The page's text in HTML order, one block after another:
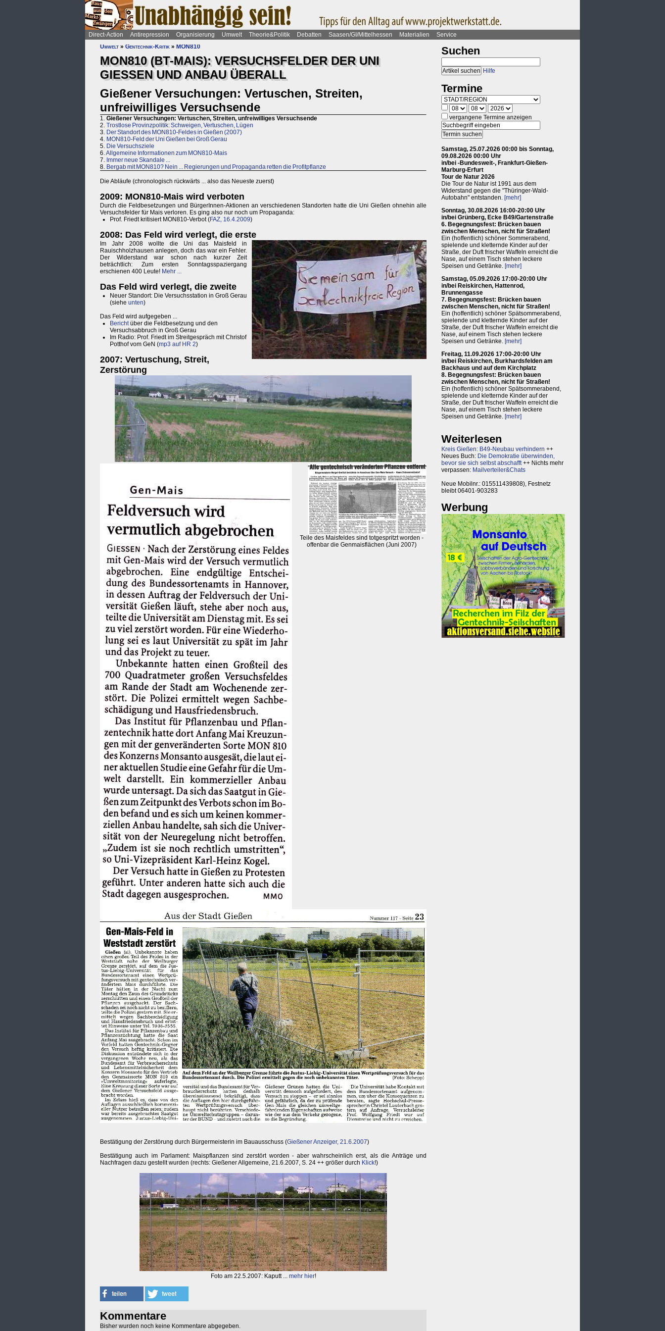
Direct-Action Antirepression Organisierung Umwelt Theorie&Politik Debatten Saasen/GI/Mittelhessen Materialien
Service
Umwelt » Gentechnik-Kritik » MON810
MON810 (BT-MAIS): VERSUCHSFELDER DER UNI
GIESSEN UND ANBAU ÜBERALL
Gießener Versuchungen: Vertuschen, Streiten,
unfreiwilliges Versuchsende
1. Gießener Versuchungen: Vertuschen, Streiten, unfreiwilliges Versuchsende
2. Trostlose Provinzpolitik: Schweigen, Vertuschen, Lügen
3. Der Standort des MON810-Feldes in Gießen (2007)
4. MON810-Feld der Uni Gießen bei Groß Gerau
5. Die Versuchsziele
6.Allgemeine Informationen zum MON810-Mais
7. Immer neue Skandale ...
8. Bergab mit MON810? Nein ... Regierungen und Propaganda retten die Profitpflanze
Die Abläufe (chronologisch rückwärts ... also das Neueste zuerst)
2009: MON810-Mais wird verboten
Durch die Feldbesetzungen und BürgerInnen-Aktionen an verschiedenen Standorten hatte die Uni Gießen ohnehin alle
Versuchsfelder für Mais verloren. Es ging also nur noch um Propaganda:
Prof. Friedt kritisiert MON810-Verbot (FAZ, 16.4.2009)
2008: Das Feld wird verlegt, die erste
Im Jahr 2008 wollte die Uni das Maisfeld in
Rauischholzhausen anlegen, doch das war ein Fehler.
Der Widerstand war schon nach kurzer Zeit
beträchtlich: Zum ersten Sonntagsspaziergang
erschienen 400 Leute! Mehr ...
Das Feld wird verlegt, die zweite
Neuer Standort: Die Versuchsstation in Groß Gerau
(siehe unten)
Das Feld wird aufgegeben ...
Berichtüber die Feldbesetzung und den
Versuchsabbruch in Groß Gerau
Im Radio: Prof. Friedt im Streitgespräch mit Christof
Potthof vom GeN (mp3 auf HR 2)
2007: Vertuschung, Streit,
Zerstörung
Teile des Maisfeldes sind totgespritzt worden -
offenbar die Genmaisflächen (Juni 2007)
Bestätigung der Zerstörung durch Bürgermeisterin im Bauausschuss (Gießener Anzeiger, 21.6.2007)
Bestätigung auch im Parlament: Maispflanzen sind zerstört worden - aber wahrscheinlich erst, als die Anträge und
Nachfragen dazu gestellt wurden (rechts: Gießener Allgemeine, 21.6.2007, S. 24 ++ größer durch Klick!)
Foto am 22.5.2007: Kaputt ... mehr hier!
Kommentare
Bisher wurden noch keine Kommentare abgegeben.
Suchen
Hilfe
Termine
vergangene Termine anzeigen
Samstag, 25.07.2026 00:00 bis Sonntag,
09.08.2026 00:00 Uhr
in/bei -Bundesweit-, Frankfurt-Gießen-
Marburg-Erfurt
Tour de Natur 2026
Die Tour de Natur ist 1991 aus dem
Widerstand gegen die "Thüringer-Wald-
Autobahn" entstanden. [mehr]
Sonntag, 30.08.2026 16:00-20:00 Uhr
in/bei Grünberg, Ecke B49/Gartenstraße
6. Begegnungsfest: Brücken bauen
zwischen Menschen, nicht für Straßen!
Ein (hoffentlich) schöner Sommerabend,
spielende und kletternde Kinder auf der
Straße, der Duft frischer Waffeln erreicht die
Nase, auf einem Tisch stehen leckere
Speisen und Getränke. [mehr]
Samstag, 05.09.2026 17:00-20:00 Uhr
in/bei Reiskirchen, Hattenrod,
Brunnengasse
7. Begegnungsfest: Brücken bauen
zwischen Menschen, nicht für Straßen!
Ein (hoffentlich) schöner Spätsommerabend,
spielende und kletternde Kinder auf der
Straße, der Duft frischer Waffeln erreicht die
Nase, auf einem Tisch stehen leckere
Speisen und Getränke. [mehr]
Freitag, 11.09.2026 17:00-20:00 Uhr
in/bei Reiskirchen, Burkhardsfelden am
Backhaus und auf dem Kirchplatz
8. Begegnungsfest: Brücken bauen
zwischen Menschen, nicht für Straßen!
Ein (hoffentlich) schöner Spätsommerabend,
spielende und kletternde Kinder auf der
Straße, der Duft frischer Waffeln erreicht die
Nase, auf einem Tisch stehen leckere
Speisen und Getränke. [mehr]
Weiterlesen
Kreis Gießen: B49-Neubau verhindern ++
Neues Buch: Die Demokratie überwinden,
bevor sie sich selbst abschafft++ Nichts mehr
verpassen: Mailverteiler&Chats
Neue Mobilnr.: 015511439808), Festnetz
bleibt 06401-903283
Werbung